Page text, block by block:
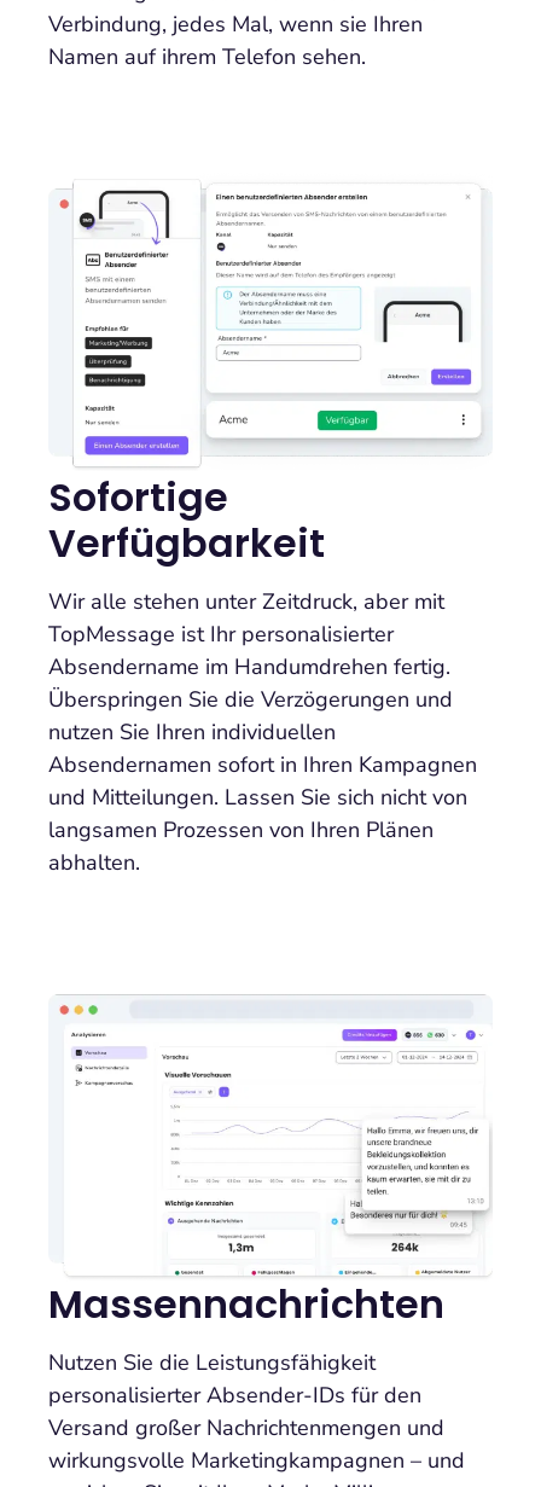
Verbindung, jedes Mal, wenn sie Ihren
Namen auf ihrem Telefon sehen.
Sofortige
Verfügbarkeit
Wir alle stehen unter Zeitdruck, aber mit
TopMessage ist Ihr personalisierter
Absendername im Handumdrehen fertig.
Überspringen Sie die Verzögerungen und
nutzen Sie Ihren individuellen
Absendernamen sofort in Ihren Kampagnen
und Mitteilungen. Lassen Sie sich nicht von
langsamen Prozessen von Ihren Plänen
abhalten.
Massennachrichten
Nutzen Sie die Leistungsfähigkeit
personalisierter Absender-IDs für den
Versand großer Nachrichtenmengen und
wirkungsvolle Marketingkampagnen – und